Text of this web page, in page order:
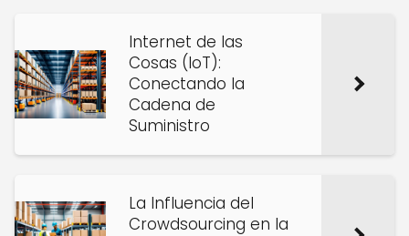
Internet de las
Cosas (IoT):
Conectando la
Cadena de
Suministro
La Influencia del
Crowdsourcing en la